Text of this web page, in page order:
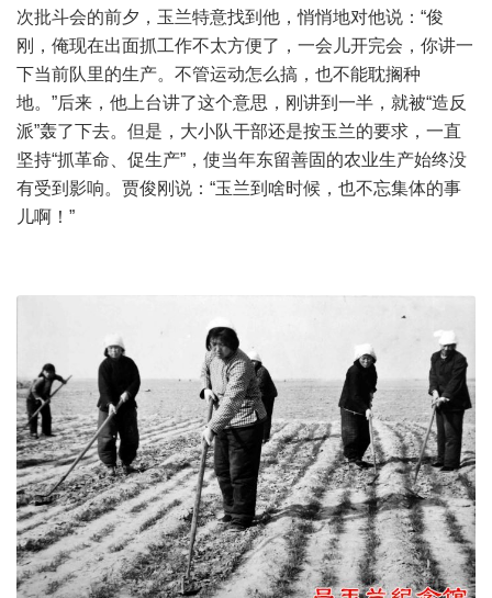
次批斗会的前夕，玉兰特意找到他，悄悄地对他说：“俊
刚，俺现在出面抓工作不太方便了，一会儿开完会，你讲一
下当前队里的生产。不管运动怎么搞，也不能耽搁种
地。”后来，他上台讲了这个意思，刚讲到一半，就被“造反
派”轰了下去。但是，大小队干部还是按玉兰的要求，一直
坚持“抓革命、促生产”，使当年东留善固的农业生产始终没
有受到影响。贾俊刚说：“玉兰到啥时候，也不忘集体的事
儿啊！”